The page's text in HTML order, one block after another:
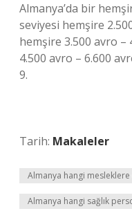
Almanya’da bir
seviyesi hemşire
hemşire 3.500 avro –
4.500 avro – 6.600
9.
Tarih: Makaleler
Almanya hangi
Almanya hangi sağlık